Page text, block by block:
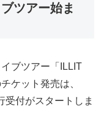
ツアー始ま
ブツアー「ILLIT
ケット発売は、
受付がスタートしま